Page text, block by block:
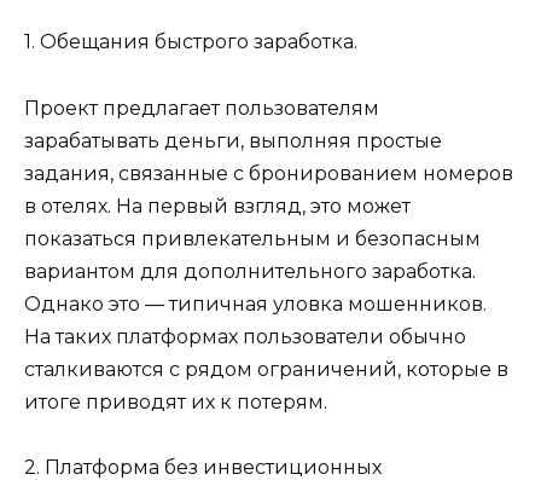
1. Обещания быстрого заработка.
Проект предлагает пользователям
зарабатывать деньги, выполняя простые
задания, связанные с бронированием номеров
в отелях. На первый взгляд, это может
показаться привлекательным и безопасным
вариантом для дополнительного заработка.
Однако это — типичная уловка мошенников.
На таких платформах пользователи обычно
сталкиваются с рядом ограничений, которые в
итоге приводят их к потерям.
2. Платформа без инвестиционных